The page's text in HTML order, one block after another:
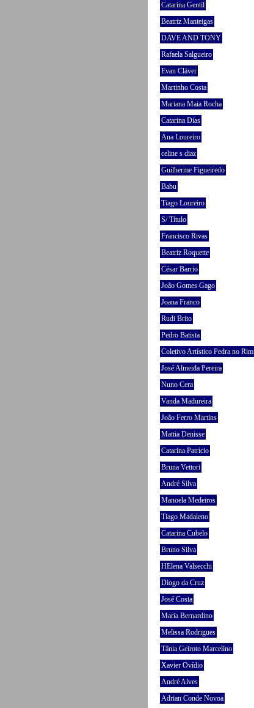
Catarina Gentil
Beatriz Manteigas
DAVE AND TONY
Rafaela Salgueiro
Evan Cláver
Martinho Costa
Mariana Maia Rocha
Catarina Dias
Ana Loureiro
celine s diaz
Guilherme Figueiredo
Babu
Tiago Loureiro
S/ Título
Francisco Rivas
Beatriz Roquette
César Barrio
João Gomes Gago
Joana Franco
Rudi Brito
Pedro Batista
Coletivo Artístico Pedra no Rim
José Almeida Pereira
Nuno Cera
Vanda Madureira
João Ferro Martins
Mattia Denisse
Catarina Patrício
Bruna Vettori
André Silva
Manoela Medeiros
Tiago Madaleno
Catarina Cubelo
Bruno Silva
HElena Valsecchi
Diogo da Cruz
José Costa
Maria Bernardino
Melissa Rodrigues
Tânia Geiroto Marcelino
Xavier Ovídio
André Alves
Adrian Conde Novoa